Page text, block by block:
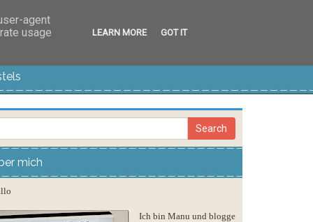
mich
Ich bin Manu und blogge
agent
usage
LEARN MORE GOT IT